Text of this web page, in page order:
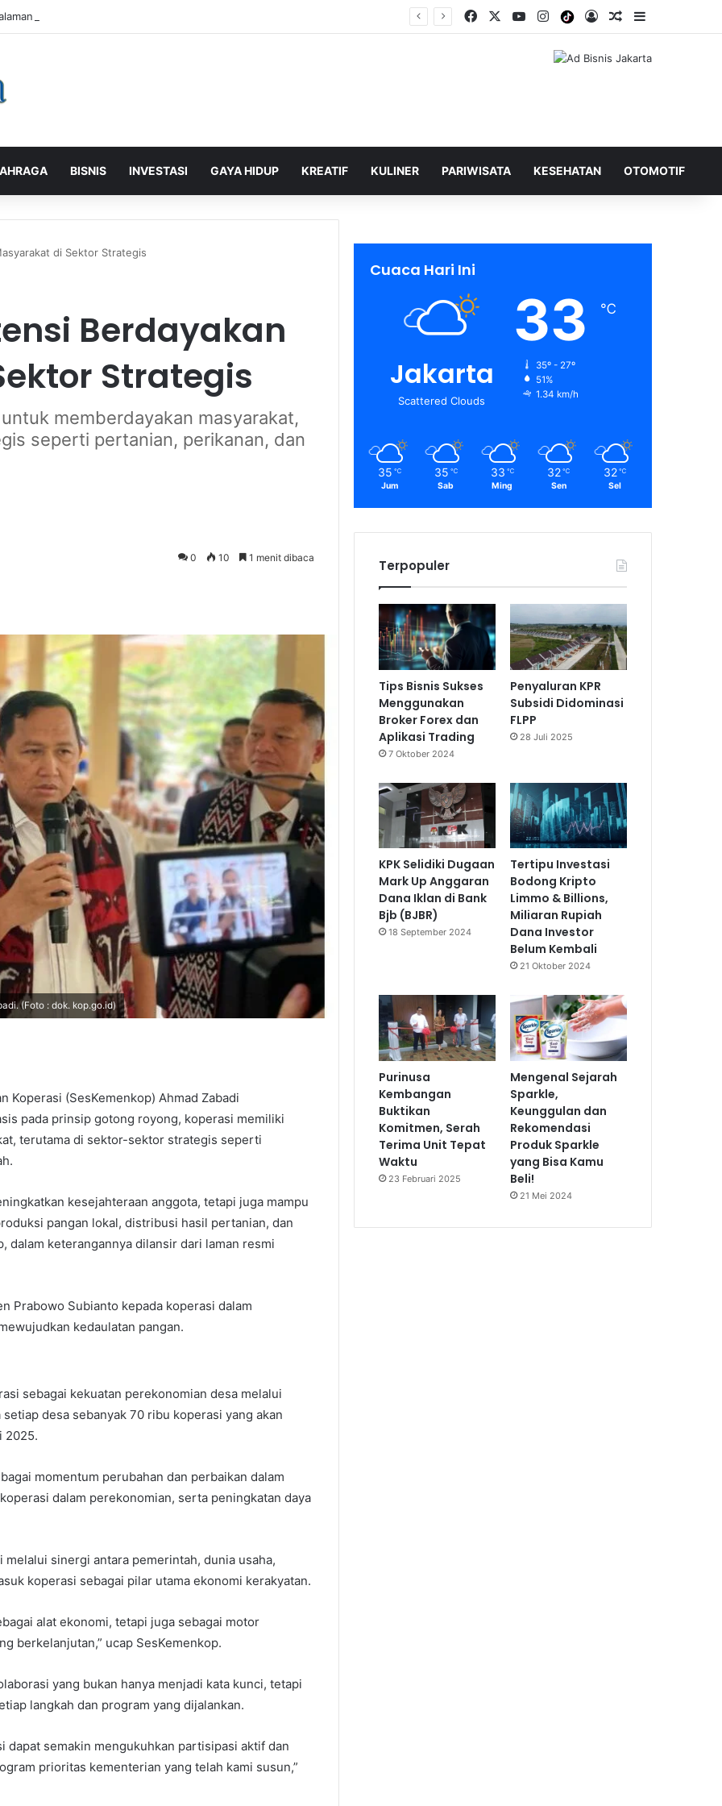
Pelanggan, PLN Icon Plus Sabet Tiga Penghargaan CCW 2026 Facebook YouTubeInstagramTiktokLog InShuffle Berita
BISNIS INVESTASI GAYA HIDUP KREATIF KULINER PARIWISATA KESEHATAN OTOMOTIF
di Sektor Strategis
Berdayakan
Strategis
memberdayakan masyarakat,
seperti pertanian, perikanan, dan
0 10 1 menit dibaca
(Foto : dok. kop.go.id)
Koperasi (SesKemenkop) Ahmad Zabadi
pada prinsip gotong royong, koperasi memiliki
terutama di sektor-sektor strategis seperti
kesejahteraan anggota, tetapi juga mampu
pangan lokal, distribusi hasil pertanian, dan
dalam keterangannya dilansir dari laman resmi
Prabowo Subianto kepada koperasi dalam
kedaulatan pangan.
sebagai kekuatan perekonomian desa melalui
desa sebanyak 70 ribu koperasi yang akan
2025.
momentum perubahan dan perbaikan dalam
dalam perekonomian, serta peningkatan daya
sinergi antara pemerintah, dunia usaha,
koperasi sebagai pilar utama ekonomi kerakyatan.
alat ekonomi, tetapi juga sebagai motor
berkelanjutan,” ucap SesKemenkop.
yang bukan hanya menjadi kata kunci, tetapi
langkah dan program yang dijalankan.
dapat semakin mengukuhkan partisipasi aktif dan
prioritas kementerian yang telah kami susun,”
Cuaca Hari Ini
Jakarta
Scattered Clouds
33 ℃
35º - 27º
51%
1.34 km/h
35 ℃
Jum
35 ℃
Sab
33 ℃
Ming
32 ℃
Sen
32 ℃
Sel
Terpopuler
Tips Bisnis Sukses
Menggunakan
Broker Forex dan
Aplikasi Trading
7 Oktober 2024
Penyaluran KPR
Subsidi Didominasi
FLPP
28 Juli 2025
KPK Selidiki Dugaan
Mark Up Anggaran
Dana Iklan di Bank
Bjb (BJBR)
18 September 2024
Tertipu Investasi
Bodong Kripto
Limmo & Billions,
Miliaran Rupiah
Dana Investor
Belum Kembali
21 Oktober 2024
Purinusa
Kembangan
Buktikan
Komitmen, Serah
Terima Unit Tepat
Waktu
23 Februari 2025
Mengenal Sejarah
Sparkle,
Keunggulan dan
Rekomendasi
Produk Sparkle
yang Bisa Kamu
Beli!
21 Mei 2024